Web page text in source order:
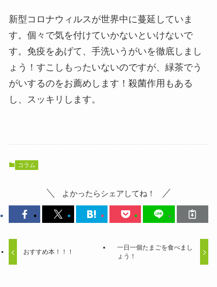
新型コロナウィルスが世界中に蔓延していま
す。個々で気を付けていかないといけないで
す。免疫をあげて、手洗いうがいを徹底しまし
ょう！すこしもったいないのですが、緑茶でう
がいするのをお薦めします！殺菌作用もある
し、スッキリします。
コラム
よかったらシェアしてね！
おすすめ本！！！
一日一個たまごを食べまし
ょう！